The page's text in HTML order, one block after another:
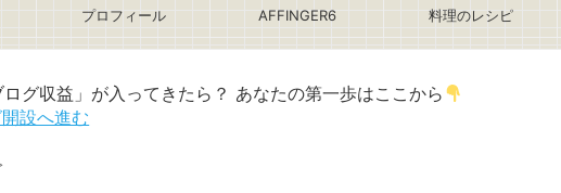
プロフィール AFFINGER6 料理のレシピ
グ収益」が入ってきたら？ あなたの第一歩はここから
設へ進む